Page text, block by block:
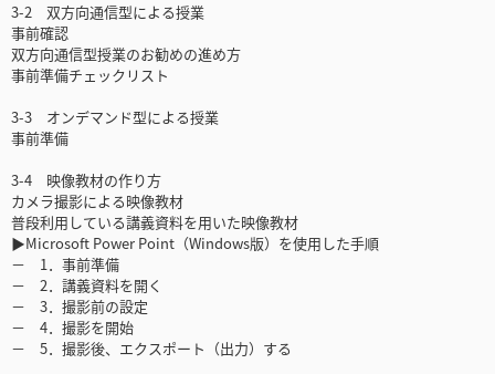
3-2 双方向通信型による授業
事前確認
双方向通信型授業のお勧めの進め方
事前準備チェックリスト
3-3 オンデマンド型による授業
事前準備
3-4 映像教材の作り方
カメラ撮影による映像教材
普段利用している講義資料を用いた映像教材
▶Microsoft Power Point（Windows版）を使用した手順
－ 1．事前準備
－ 2．講義資料を開く
－ 3．撮影前の設定
－ 4．撮影を開始
－ 5．撮影後、エクスポート（出力）する